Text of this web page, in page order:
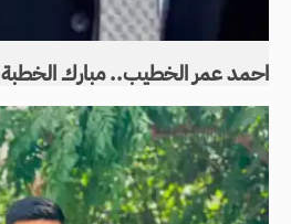
احمد عمر الخطيب.. مبارك الخطبة